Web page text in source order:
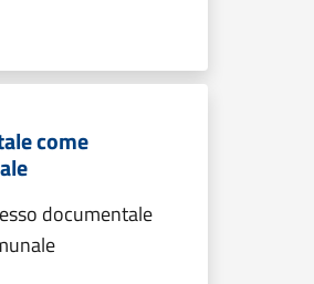
come
documentale